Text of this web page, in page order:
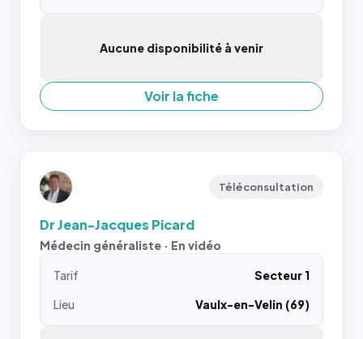
Aucune disponibilité à venir
Voir la fiche
Téléconsultation
Dr Jean-Jacques Picard
Médecin généraliste · En vidéo
Tarif
Secteur 1
Lieu
Vaulx-en-Velin (69)